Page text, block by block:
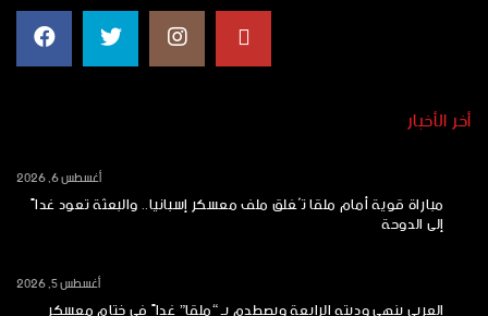
أخر الأخبار
مباراة قوية أمام ملقا تُغلق ملف معسكر إسبانيا.. والبعثة تعود غداً
إلى الدوحة
أغسطس 6, 2026
أغسطس 5, 2026